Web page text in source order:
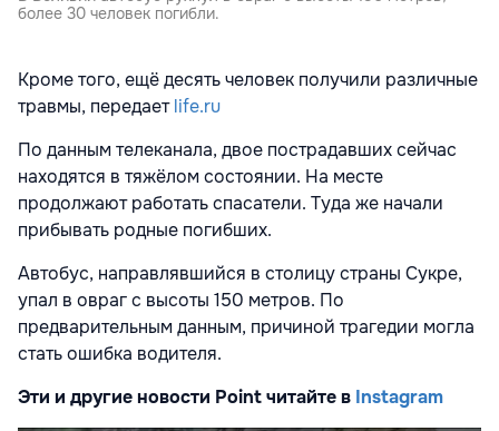
более 30 человек погибли.
Кроме того, ещё десять человек получили различные
травмы, передаетlife.ru
По данным телеканала, двое пострадавших сейчас
находятся в тяжёлом состоянии. На месте
продолжают работать спасатели. Туда же начали
прибывать родные погибших.
Автобус, направлявшийся в столицу страны Сукре,
упал в овраг с высоты 150 метров. По
предварительным данным, причиной трагедии могла
стать ошибка водителя.
Эти и другие новости Point читайте в Instagram